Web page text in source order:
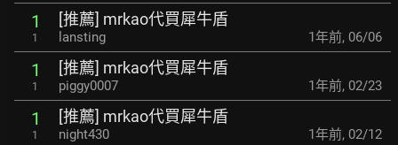
1
1
[推薦] mrkao代買犀牛盾
lansting 1年前, 06/06
1
1
[推薦] mrkao代買犀牛盾
piggy0007 1年前, 02/23
1
1
[推薦] mrkao代買犀牛盾
night430 1年前, 02/12